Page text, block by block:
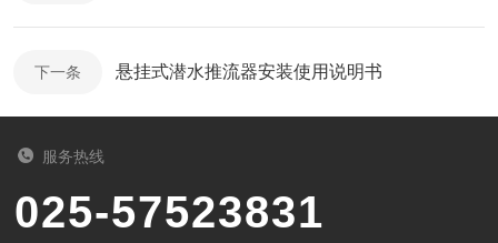
下一条 悬挂式潜水推流器安装使用说明书
服务热线
025-57523831